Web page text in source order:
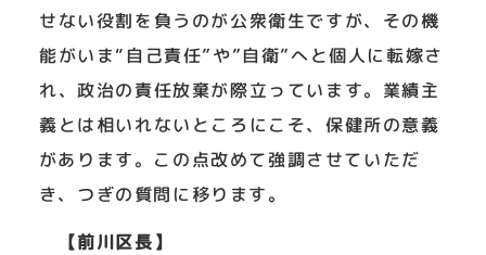
せない役割を負うのが公衆衛生ですが、その機
能がいま“自己責任”や”自衛”へと個人に転嫁さ
れ、政治の責任放棄が際立っています。業績主
義とは相いれないところにこそ、保健所の意義
があります。この点改めて強調させていただ
き、つぎの質問に移ります。
【前川区長】